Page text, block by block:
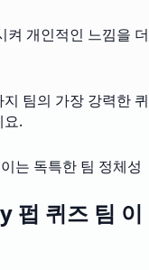
켜 개인적인 느낌을 더
팀의 가장 강력한 퀴
.
는 독특한 팀 정체성
펍 퀴즈 팀 이